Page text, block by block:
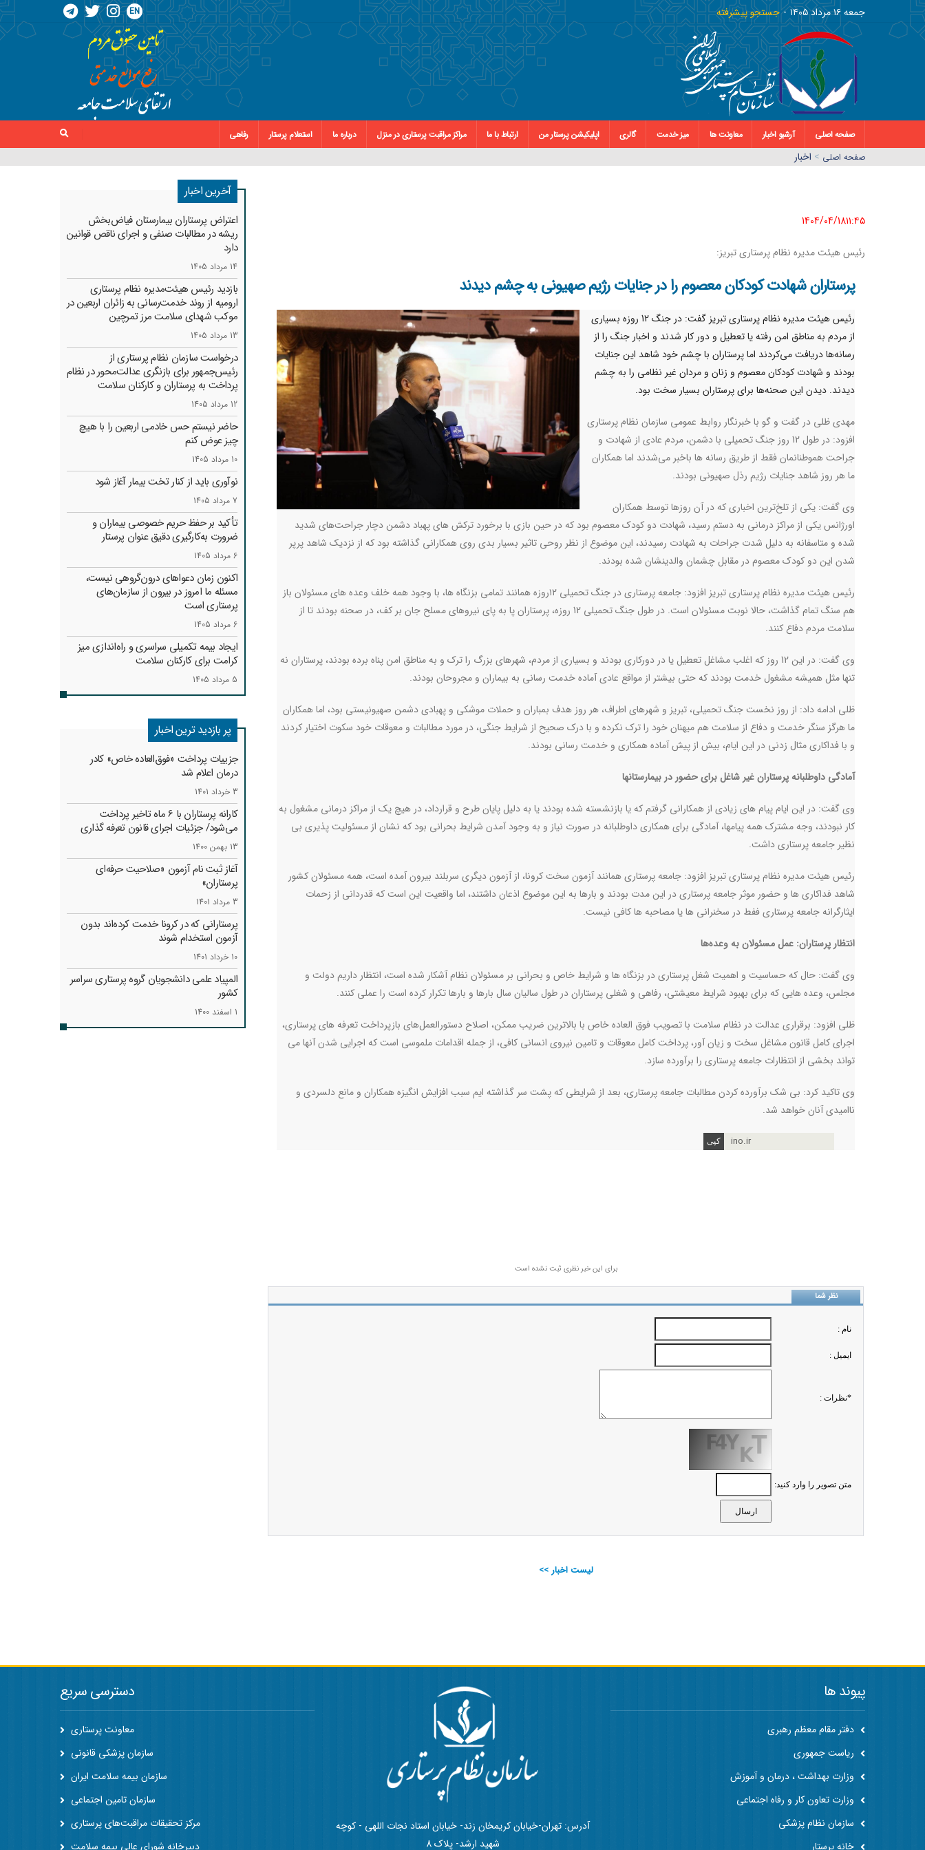
جمعه ١٦ مرداد ١٤٠٥ جستجو پیشرفته EN
صفحه اصلی آرشیو اخبار معاونت ها میز خدمت گالری اپلیکیشن پرستار من ارتباط با ما مراکز مراقبت پرستاری در منزل درباره ما استعلام پرستار
رفاهی
صفحه اصلي > اخبار
1404/04/18١١:٤٥
رئیس هیئت مدیره نظام پرستاری تبریز:
پرستاران شهادت کودکان معصوم را در جنایات رژیم صهیونی به چشم دیدند
رئیس هیئت مدیره نظام پرستاری تبریز گفت: در جنگ 12 روزه بسیاری
از مردم به مناطق امن رفته یا تعطیل و دور کار شدند و اخبار جنگ را از
رسانه‌ها دریافت می‌کردند اما پرستاران با چشم خود شاهد این جنایات
بودند و شهادت کودکان معصوم و زنان و مردان غیر نظامی را به چشم
دیدند. دیدن این صحنه‌ها برای پرستاران بسیار سخت بود.
مهدی ظلی در گفت و گو با خبرنگار روابط عمومی سازمان نظام پرستاری
افزود: در طول 12 روز جنگ تحمیلی با دشمن، مردم عادی از شهادت و
جراحت هموطنانمان فقط از طریق رسانه ها باخبر می‌شدند اما همکاران
ما هر روز شاهد جنایات رژیم رذل صهیونی بودند.
وی گفت: یکی از تلخ‌ترین اخباری که در آن روزها توسط همکاران
اورژانس یکی از مراکز درمانی به دستم رسید، شهادت دو کودک معصوم بود که در حین بازی با برخورد ترکش های پهباد دشمن دچار جراحت‌های شدید
شده و متاسفانه به دلیل شدت جراحات به شهادت رسیدند، این موضوع از نظر روحی تاثیر بسیار بدی روی همکارانی گذاشته بود که از نزدیک شاهد پرپر
شدن این دو کودک معصوم در مقابل چشمان والدینشان شده بودند.
رئیس هیئت مدیره نظام پرستاری تبریز افزود: جامعه پرستاری در جنگ تحمیلی ۱۲روزه همانند تمامی بزنگاه ها، با وجود همه خلف وعده های مسئولان باز
هم سنگ تمام گذاشت، حالا نوبت مسئولان است. در طول جنگ تحمیلی 12 روزه، پرستاران پا به پای نیروهای مسلح جان بر کف، در صحنه بودند تا از
سلامت مردم دفاع کنند.
وی گفت: در این 12 روز که اغلب مشاغل تعطیل یا در دورکاری بودند و‌ بسیاری از مردم، شهرهای بزرگ را ترک و‌ به مناطق امن پناه برده بودند، پرستاران نه
تنها مثل همیشه مشغول خدمت بودند که حتی بیشتر از مواقع عادی آماده خدمت رسانی به بیماران و مجروحان بودند.
ظلی ادامه داد: از روز نخست جنگ تحمیلی، تبریز و‌ شهرهای اطراف، هر روز هدف بمباران و‌ حملات موشکی و پهبادی دشمن صهیونیستی بود، اما همکاران
ما هرگز سنگر خدمت و دفاع از سلامت هم میهنان خود را ترک نکرده و با درک صحیح از شرایط جنگی، در مورد مطالبات و‌ معوقات خود سکوت اختیار کردند
و‌ با فداکاری مثال زدنی در این ایام، بیش از پیش آماده همکاری و خدمت رسانی بودند.
آمادگی داوطلبانه پرستاران غیر شاغل برای حضور در بیمارستانها
وی گفت: در این ایام پیام های زیادی از همکارانی گرفتم که یا بازنشسته شده بودند‌ یا به دلیل پایان طرح و قرارداد، در هیچ یک از مراکز درمانی مشغول به
کار نبودند، وجه مشترک همه پیامها، آمادگی برای همکاری داوطلبانه در صورت نیاز و‌ به وجود آمدن شرایط بحرانی بود که نشان از مسئولیت پذیری بی
نظیر جامعه پرستاری داشت.
رئیس هیئت مدیره نظام پرستاری تبریز افزود: جامعه پرستاری همانند آزمون سخت کرونا، از آزمون دیگری سربلند بیرون آمده است، همه مسئولان کشور
شاهد فداکاری ها و حضور موثر جامعه پرستاری در این مدت بودند و بارها به این موضوع اذعان داشتند، اما واقعیت این است که قدردانی از زحمات
ایثارگرانه جامعه پرستاری ففط در سخنرانی ها یا مصاحبه ها کافی نیست.
انتظار پرستاران: عمل مسئولان به وعده‌ها
وی گفت: حال که حساسیت و اهمیت شغل پرستاری در بزنگاه ها و شرایط خاص و بحرانی بر مسئولان نظام آشکار شده است، انتظار داریم دولت و
مجلس، وعده هایی که برای بهبود شرایط معیشتی، رفاهی و شغلی پرستاران در طول سالیان سال بارها و‌ بارها تکرار کرده است را عملی کنند.
ظلی افزود: برقراری عدالت در نظام سلامت با تصویب فوق العاده خاص با بالاترین ضریب ممکن، اصلاح دستورالعمل‌های بازپرداخت تعرفه های پرستاری،
اجرای کامل قانون مشاغل سخت و‌ زیان آور، پرداخت کامل معوقات و تامین نیروی انسانی کافی، از جمله اقدامات ملموسی است که اجرایی شدن آنها می
تواند بخشی از انتظارات جامعه پرستاری را برآورده سازد.
وی تاکید کرد: بی شک برآورده کردن مطالبات جامعه پرستاری، بعد از شرایطی که پشت سر گذاشته ایم سبب افزایش انگیزه همکاران و مانع دلسردی و
ناامیدی آنان خواهد شد.
ino.ir
برای این خبر نظری ثبت نشده است
نظر شما
نام :
ايميل :
*نظرات :
متن تصویر را وارد کنید:
لیست اخبار >>
آخرین اخبار
اعتراض پرستاران بیمارستان فیاض‌بخش
ریشه در مطالبات صنفی و اجرای ناقص قوانین
دارد
14 مرداد 1405
بازدید رئیس هیئت‌مدیره نظام پرستاری
ارومیه از روند خدمت‌رسانی به زائران اربعین در
موکب شهدای سلامت مرز تمرچین
13 مرداد 1405
درخواست سازمان نظام پرستاری از
رئیس‌جمهور برای بازنگری عدالت‌محور در نظام
پرداخت به پرستاران و کارکنان سلامت
12 مرداد 1405
حاضر نیستم حس خادمی اربعین را با هیچ
چیز عوض کنم
10 مرداد 1405
نوآوری باید از کنار تخت بیمار آغاز شود
7 مرداد 1405
تأکید بر حفظ حریم خصوصی بیماران و
ضرورت به‌کارگیری دقیق عنوان پرستار
6 مرداد 1405
اکنون زمان دعواهای درون‌گروهی نیست،
مسئله ما امروز در بیرون از سازمان‌های
پرستاری است
6 مرداد 1405
ایجاد بیمه تکمیلی سراسری و راه‌اندازی میز
کرامت برای کارکنان سلامت
5 مرداد 1405
پر بازدید ترین اخبار
جزییات پرداخت «فوق‌العاده خاص» کادر
درمان اعلام شد
3 خرداد 1401
کارانه‌ پرستاران با 6 ماه تاخیر پرداخت
می‌شود/ جزئیات اجرای قانون تعرفه گذاری
13 بهمن 1400
آغاز ثبت نام آزمون «صلاحیت حرفه‌ای
پرستاران»
3 مرداد 1401
پرستارانی که در کرونا خدمت کرد‌ه‌اند بدون
آزمون استخدام شوند
10 خرداد 1401
المپیاد علمی دانشجویان گروه پرستاری سراسر
کشور
1 اسفند 1400
پیوند ها
دفتر مقام معظم رهبری
ریاست جمهوری
وزارت بهداشت ، درمان و آموزش
وزارت تعاون کار و رفاه اجتماعی
سازمان نظام پزشکی
خانه پرستار
آدرس: تهران-خیابان کریمخان زند- خیابان استاد نجات اللهی - کوچه
شهید ارشد- پلاک 8
دسترسی سریع
معاونت پرستاری
سازمان پزشکی قانونی
سازمان بیمه سلامت ایران
سازمان تامین اجتماعی
مرکز تحقیقات مراقبت‌های پرستاری
دبیرخانه شورای عالی بیمه سلامت